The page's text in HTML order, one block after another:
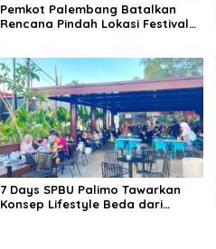
Pemkot Palembang Batalkan
Rencana Pindah Lokasi Festival
7 Days SPBU Palimo Tawarkan
Konsep Lifestyle Beda dari